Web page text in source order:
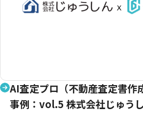
AI査定プロ（不動産査定書作
事例：vol.5 株式会社じゅう